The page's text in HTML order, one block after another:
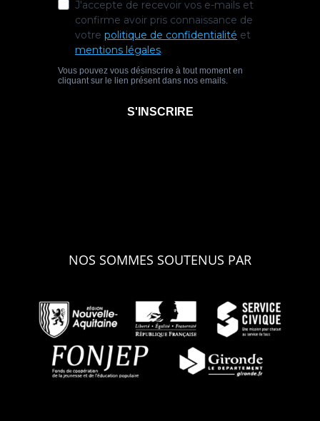
NOS SOMMES SOUTENUS PAR